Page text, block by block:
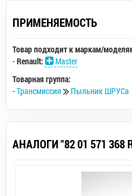
ПРИМЕНЯЕМОСТЬ
Товар подходит к маркам/
-Renault:
Master
Товарная группа:
-Трансмиссия Пыльник ШРУСа
АНАЛОГИ "82 01 571 368